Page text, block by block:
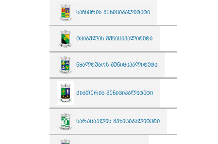
საჩხერის მუნიციპალიტეტი
ტყიბულის მუნიციპალიტეტი
წყალტუბოს მუნიციპალიტეტი
ჭიათურის მუნიციპალიტეტი
ხარაგაულის მუნიციპალიტეტი